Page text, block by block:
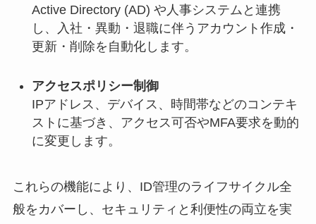
Active Directory (AD) や人事システムと連携
し、入社・異動・退職に伴うアカウント作成・
更新・削除を自動化します。
アクセスポリシー制御
IPアドレス、デバイス、時間帯などのコンテキ
ストに基づき、アクセス可否やMFA要求を動的
に変更します。
これらの機能により、ID管理のライフサイクル全
般をカバーし、セキュリティと利便性の両立を実